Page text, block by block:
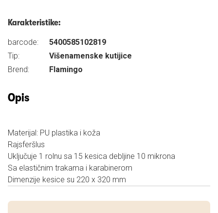
Karakteristike:
barcode:
5400585102819
Tip:
Višenamenske kutijice
Brend:
Flamingo
Opis
Materijal: PU plastika i koža
Rajsferšlus
Uključuje 1 rolnu sa 15 kesica debljine 10 mikrona
Sa elastičnim trakama i karabinerom
Dimenzije kesice su 220 x 320 mm